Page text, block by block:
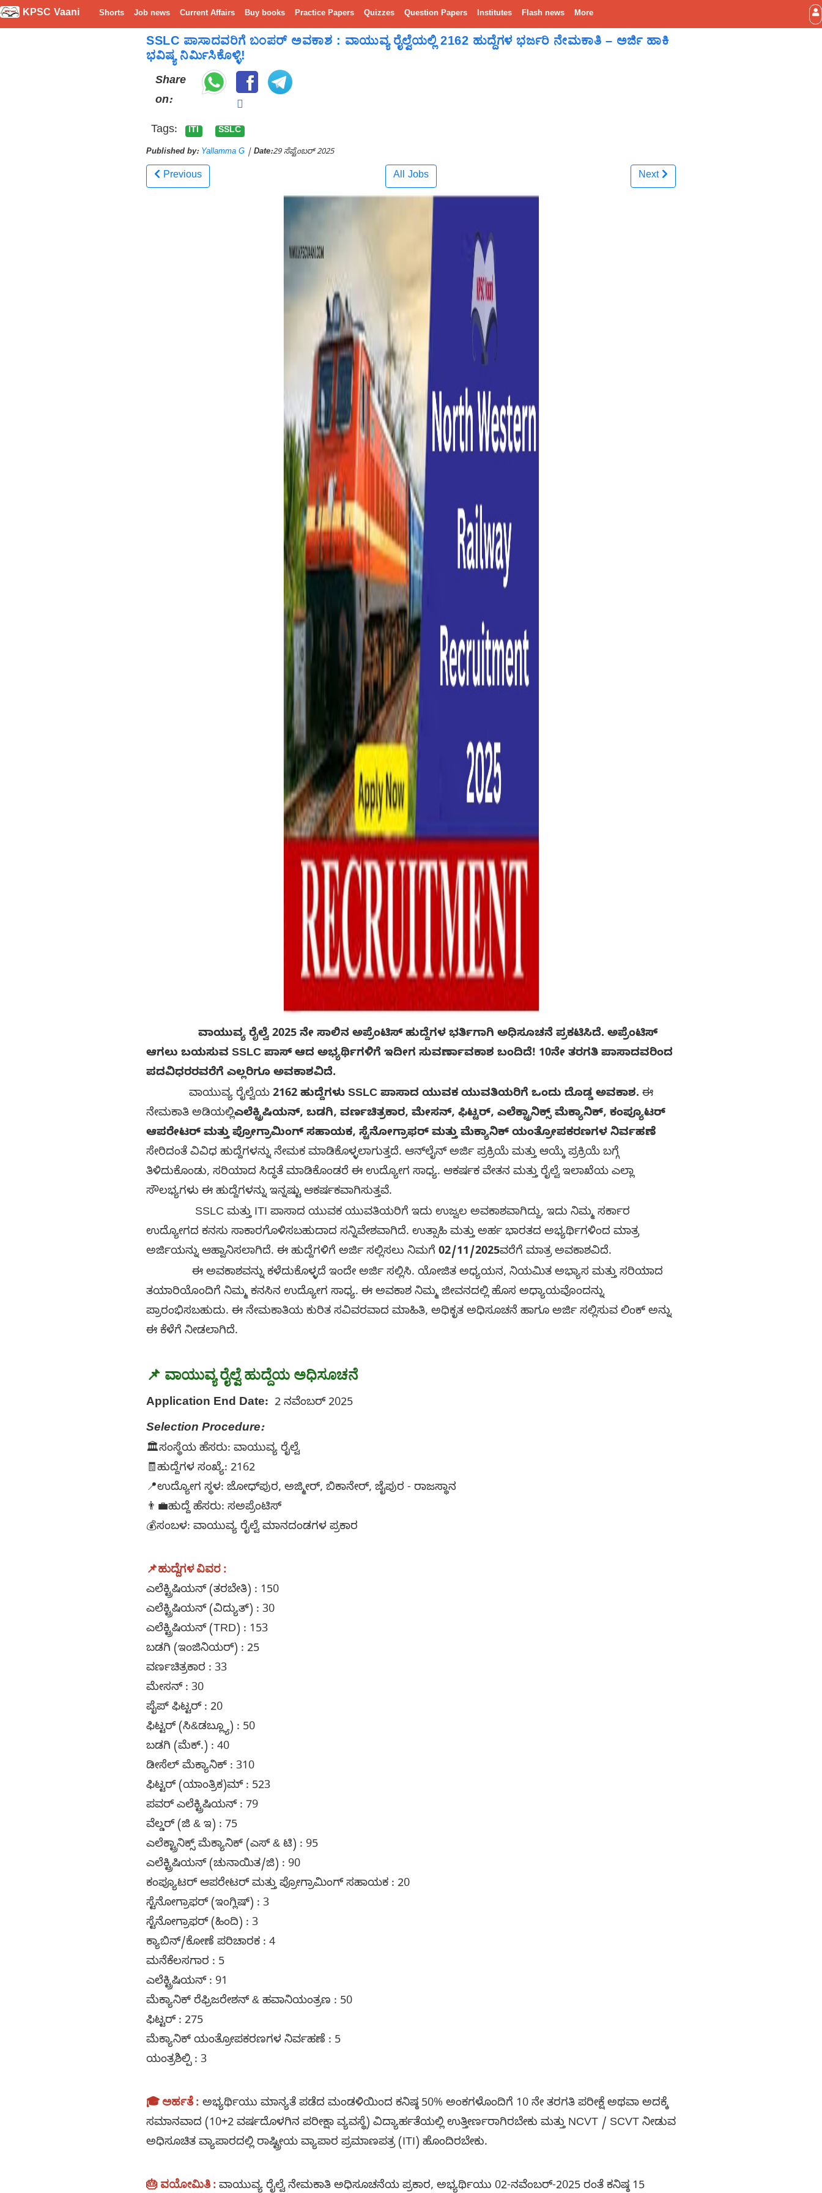
KPSC Vaani Shorts Job news Current Affairs Buy books Practice Papers Quizzes Question Papers Institutes Flash news More
SSLC ಪಾಸಾದವರಿಗೆ ಬಂಪರ್ ಅವಕಾಶ : ವಾಯುವ್ಯ ರೈಲ್ವೆಯಲ್ಲಿ 2162 ಹುದ್ದೆಗಳ ಭರ್ಜರಿ ನೇಮಕಾತಿ – ಅರ್ಜಿ ಹಾಕಿ
ಭವಿಷ್ಯ ನಿರ್ಮಿಸಿಕೊಳ್ಳಿ!
Share
on:
Tags:
ITI SSLC
Published by: Yallamma G | Date:29 ಸೆಪ್ಟೆಂಬರ್ 2025
Previous All Jobs Next
ವಾಯುವ್ಯ ರೈಲ್ವೆ 2025 ನೇ ಸಾಲಿನ ಅಪ್ರೆಂಟಿಸ್ ಹುದ್ದೆಗಳ ಭರ್ತಿಗಾಗಿ ಅಧಿಸೂಚನೆ ಪ್ರಕಟಿಸಿದೆ. ಅಪ್ರೆಂಟಿಸ್
ಆಗಲು ಬಯಸುವ SSLC ಪಾಸ್ ಆದ ಅಭ್ಯರ್ಥಿಗಳಿಗೆ ಇದೀಗ ಸುವರ್ಣಾವಕಾಶ ಬಂದಿದೆ! 10ನೇ ತರಗತಿ ಪಾಸಾದವರಿಂದ
ಪದವಿಧರರವರೆಗೆ ಎಲ್ಲರಿಗೂ ಅವಕಾಶವಿದೆ.
ವಾಯುವ್ಯ ರೈಲ್ವೆಯ 2162 ಹುದ್ದೆಗಳು SSLC ಪಾಸಾದ ಯುವಕ ಯುವತಿಯರಿಗೆ ಒಂದು ದೊಡ್ಡ ಅವಕಾಶ. ಈ
ನೇಮಕಾತಿ ಅಡಿಯಲ್ಲಿಎಲೆಕ್ಟ್ರಿಷಿಯನ್, ಬಡಗಿ, ವರ್ಣಚಿತ್ರಕಾರ, ಮೇಸನ್, ಫಿಟ್ಟರ್, ಎಲೆಕ್ಟ್ರಾನಿಕ್ಸ್ ಮೆಕ್ಯಾನಿಕ್, ಕಂಪ್ಯೂಟರ್
ಆಪರೇಟರ್ ಮತ್ತು ಪ್ರೋಗ್ರಾಮಿಂಗ್ ಸಹಾಯಕ, ಸ್ಟೆನೋಗ್ರಾಫರ್ ಮತ್ತು ಮೆಕ್ಯಾನಿಕ್ ಯಂತ್ರೋಪಕರಣಗಳ ನಿರ್ವಹಣೆ
ಸೇರಿದಂತೆ ವಿವಿಧ ಹುದ್ದೆಗಳನ್ನು ನೇಮಕ ಮಾಡಿಕೊಳ್ಳಲಾಗುತ್ತದೆ. ಆನ್‌ಲೈನ್ ಅರ್ಜಿ ಪ್ರಕ್ರಿಯೆ ಮತ್ತು ಆಯ್ಕೆ ಪ್ರಕ್ರಿಯೆ ಬಗ್ಗೆ
ತಿಳಿದುಕೊಂಡು, ಸರಿಯಾದ ಸಿದ್ಧತೆ ಮಾಡಿಕೊಂಡರೆ ಈ ಉದ್ಯೋಗ ಸಾಧ್ಯ. ಆಕರ್ಷಕ ವೇತನ ಮತ್ತು ರೈಲ್ವೆ ಇಲಾಖೆಯ ಎಲ್ಲಾ
ಸೌಲಭ್ಯಗಳು ಈ ಹುದ್ದೆಗಳನ್ನು ಇನ್ನಷ್ಟು ಆಕರ್ಷಕವಾಗಿಸುತ್ತವೆ.
SSLC ಮತ್ತು ITI ಪಾಸಾದ ಯುವಕ ಯುವತಿಯರಿಗೆ ಇದು ಉಜ್ವಲ ಅವಕಾಶವಾಗಿದ್ದು, ಇದು ನಿಮ್ಮ ಸರ್ಕಾರ
ಉದ್ಯೋಗದ ಕನಸು ಸಾಕಾರಗೊಳಿಸಬಹುದಾದ ಸನ್ನಿವೇಶವಾಗಿದೆ. ಉತ್ಸಾಹಿ ಮತ್ತು ಅರ್ಹ ಭಾರತದ ಅಭ್ಯರ್ಥಿಗಳಿಂದ ಮಾತ್ರ
ಅರ್ಜಿಯನ್ನು ಆಹ್ವಾನಿಸಲಾಗಿದೆ. ಈ ಹುದ್ದೆಗಳಿಗೆ ಅರ್ಜಿ ಸಲ್ಲಿಸಲು ನಿಮಗೆ 02/11/2025ವರೆಗೆ ಮಾತ್ರ ಅವಕಾಶವಿದೆ.
ಈ ಅವಕಾಶವನ್ನು ಕಳೆದುಕೊಳ್ಳದೆ ಇಂದೇ ಅರ್ಜಿ ಸಲ್ಲಿಸಿ. ಯೋಜಿತ ಅಧ್ಯಯನ, ನಿಯಮಿತ ಅಭ್ಯಾಸ ಮತ್ತು ಸರಿಯಾದ
ತಯಾರಿಯೊಂದಿಗೆ ನಿಮ್ಮ ಕನಸಿನ ಉದ್ಯೋಗ ಸಾಧ್ಯ. ಈ ಅವಕಾಶ ನಿಮ್ಮ ಜೀವನದಲ್ಲಿ ಹೊಸ ಅಧ್ಯಾಯವೊಂದನ್ನು
ಪ್ರಾರಂಭಿಸಬಹುದು. ಈ ನೇಮಕಾತಿಯ ಕುರಿತ ಸವಿವರವಾದ ಮಾಹಿತಿ, ಅಧಿಕೃತ ಅಧಿಸೂಚನೆ ಹಾಗೂ ಅರ್ಜಿ ಸಲ್ಲಿಸುವ ಲಿಂಕ್ ಅನ್ನು
ಈ ಕೆಳೆಗೆ ನೀಡಲಾಗಿದೆ.
📌 ವಾಯುವ್ಯ ರೈಲ್ವೆ ಹುದ್ದೆಯ ಅಧಿಸೂಚನೆ
Application End Date: 2 ನವೆಂಬರ್ 2025
Selection Procedure:
🏛️ಸಂಸ್ಥೆಯ ಹೆಸರು: ವಾಯುವ್ಯ ರೈಲ್ವೆ
🧾ಹುದ್ದೆಗಳ ಸಂಖ್ಯೆ: 2162
📍ಉದ್ಯೋಗ ಸ್ಥಳ: ಜೋಧ್‌ಪುರ, ಅಜ್ಮೀರ್, ಬಿಕಾನೇರ್, ಜೈಪುರ - ರಾಜಸ್ಥಾನ
👨‍💼ಹುದ್ದೆ ಹೆಸರು: ಸಅಪ್ರೆಂಟಿಸ್
💰ಸಂಬಳ: ವಾಯುವ್ಯ ರೈಲ್ವೆ ಮಾನದಂಡಗಳ ಪ್ರಕಾರ
📌ಹುದ್ದೆಗಳ ವಿವರ :
ಎಲೆಕ್ಟ್ರಿಷಿಯನ್ (ತರಬೇತಿ) : 150
ಎಲೆಕ್ಟ್ರಿಷಿಯನ್ (ವಿದ್ಯುತ್) : 30
ಎಲೆಕ್ಟ್ರಿಷಿಯನ್ (TRD) : 153
ಬಡಗಿ (ಇಂಜಿನಿಯರ್) : 25
ವರ್ಣಚಿತ್ರಕಾರ : 33
ಮೇಸನ್ : 30
ಪೈಪ್ ಫಿಟ್ಟರ್ : 20
ಫಿಟ್ಟರ್ (ಸಿ&ಡಬ್ಲ್ಯೂ) : 50
ಬಡಗಿ (ಮೆಕ್.) : 40
ಡೀಸೆಲ್ ಮೆಕ್ಯಾನಿಕ್ : 310
ಫಿಟ್ಟರ್ (ಯಾಂತ್ರಿಕ)ಮ್ : 523
ಪವರ್ ಎಲೆಕ್ಟ್ರಿಷಿಯನ್ : 79
ವೆಲ್ಡರ್ (ಜಿ & ಇ) : 75
ಎಲೆಕ್ಟ್ರಾನಿಕ್ಸ್ ಮೆಕ್ಯಾನಿಕ್ (ಎಸ್ & ಟಿ) : 95
ಎಲೆಕ್ಟ್ರಿಷಿಯನ್ (ಚುನಾಯಿತ/ಜಿ) : 90
ಕಂಪ್ಯೂಟರ್ ಆಪರೇಟರ್ ಮತ್ತು ಪ್ರೋಗ್ರಾಮಿಂಗ್ ಸಹಾಯಕ : 20
ಸ್ಟೆನೋಗ್ರಾಫರ್ (ಇಂಗ್ಲಿಷ್) : 3
ಸ್ಟೆನೋಗ್ರಾಫರ್ (ಹಿಂದಿ) : 3
ಕ್ಯಾಬಿನ್/ಕೋಣೆ ಪರಿಚಾರಕ : 4
ಮನೆಕೆಲಸಗಾರ : 5
ಎಲೆಕ್ಟ್ರಿಷಿಯನ್ : 91
ಮೆಕ್ಯಾನಿಕ್ ರೆಫ್ರಿಜರೇಶನ್ & ಹವಾನಿಯಂತ್ರಣ : 50
ಫಿಟ್ಟರ್ : 275
ಮೆಕ್ಯಾನಿಕ್ ಯಂತ್ರೋಪಕರಣಗಳ ನಿರ್ವಹಣೆ : 5
ಯಂತ್ರಶಿಲ್ಪಿ : 3
🎓 ಅರ್ಹತೆ : ಅಭ್ಯರ್ಥಿಯು ಮಾನ್ಯತೆ ಪಡೆದ ಮಂಡಳಿಯಿಂದ ಕನಿಷ್ಠ 50% ಅಂಕಗಳೊಂದಿಗೆ 10 ನೇ ತರಗತಿ ಪರೀಕ್ಷೆ ಅಥವಾ ಅದಕ್ಕೆ
ಸಮಾನವಾದ (10+2 ವರ್ಷದೊಳಗಿನ ಪರೀಕ್ಷಾ ವ್ಯವಸ್ಥೆ) ವಿದ್ಯಾರ್ಹತೆಯಲ್ಲಿ ಉತ್ತೀರ್ಣರಾಗಿರಬೇಕು ಮತ್ತು NCVT / SCVT ನೀಡುವ
ಅಧಿಸೂಚಿತ ವ್ಯಾಪಾರದಲ್ಲಿ ರಾಷ್ಟ್ರೀಯ ವ್ಯಾಪಾರ ಪ್ರಮಾಣಪತ್ರ (ITI) ಹೊಂದಿರಬೇಕು.
🎂 ವಯೋಮಿತಿ : ವಾಯುವ್ಯ ರೈಲ್ವೆ ನೇಮಕಾತಿ ಅಧಿಸೂಚನೆಯ ಪ್ರಕಾರ, ಅಭ್ಯರ್ಥಿಯು 02-ನವೆಂಬರ್-2025 ರಂತೆ ಕನಿಷ್ಠ 15